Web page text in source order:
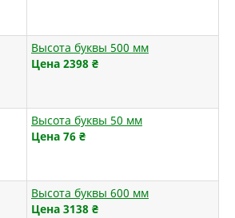
Высота буквы 500 мм
Цена 2398 ₴
Высота буквы 50 мм
Цена 76 ₴
Высота буквы 600 мм
Цена 3138 ₴